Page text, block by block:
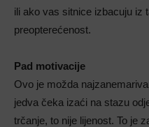
ili ako vas sitnice izbacuju iz
preopterećenost.
Pad motivacije
Ovo je možda
jedva čeka izaći na stazu
trčanje, to nije lijenost. To je